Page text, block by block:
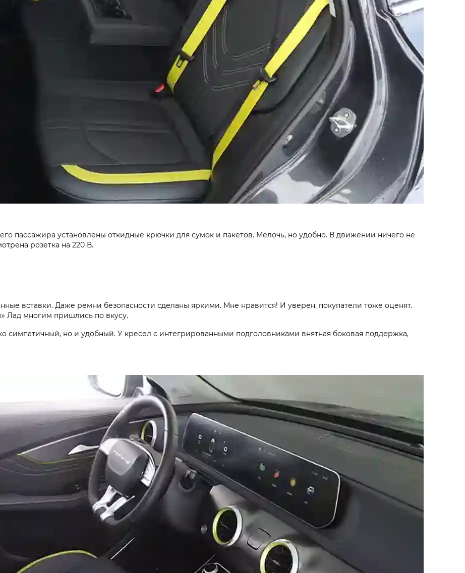
пассажира установлены откидные крючки для сумок и пакетов. Мелочь, но удобно. В движении ничего не
розетка на 220 В.
вставки. Даже ремни безопасности сделаны яркими. Мне нравится! И уверен, покупатели тоже оценят.
Лад многим пришлись по вкусу.
симпатичный, но и удобный. У кресел с интегрированными подголовниками внятная боковая поддержка,